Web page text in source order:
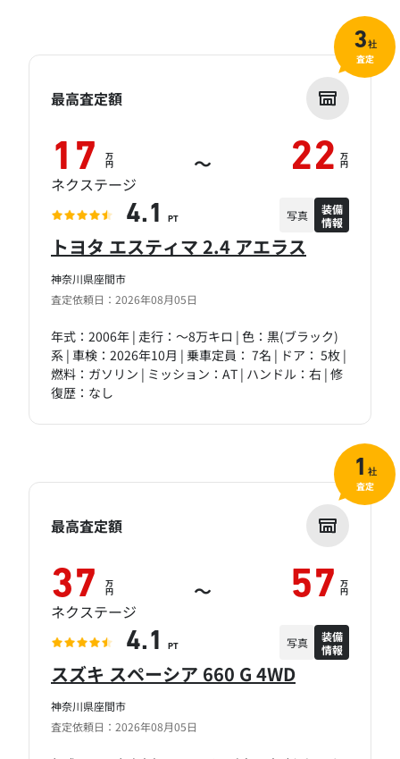
神奈川県座間市
査定依頼日：2026年08月05日
トヨタ エスティマ 2.4 アエラス
年式：2006年 | 走行：～8万キロ | 色：黒(ブラック)
系 | 車検：2026年10月 | 乗車定員： 7名 | ドア： 5枚 |
燃料：ガソリン | ミッション：AT | ハンドル：右 | 修
復歴：なし
最高査定額
17 万
円 ～ 22 万
円
ネクステージ
4.1 PT 写真
装備
情報
3社
査定
神奈川県座間市
査定依頼日：2026年08月05日
スズキ スペーシア 660 G 4WD
最高査定額
37 万
円 ～ 57 万
円
ネクステージ
4.1 PT 写真
装備
情報
1 社
査定